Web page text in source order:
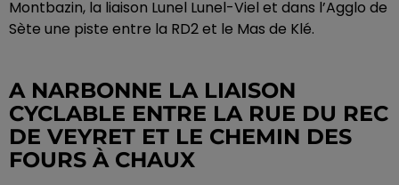
Montbazin, la liaison Lunel Lunel-Viel et dans l’Agglo de
Sète une piste entre la RD2 et le Mas de Klé.
A NARBONNE LA LIAISON
CYCLABLE ENTRE LA RUE DU REC
DE VEYRET ET LE CHEMIN DES
FOURS À CHAUX